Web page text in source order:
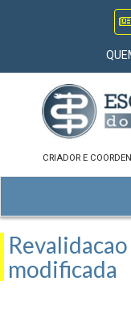
CRIADOR E
modificada